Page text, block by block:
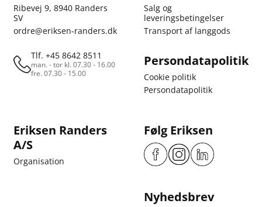
Ribevej 9, 8940 Randers
SV
ordre@eriksen-randers.dk
Tlf. +45 8642 8511
man. - tor kl. 07.30 - 16.00
fre. 07.30 - 15.00
Salg og
leveringsbetingelser
Transport af langgods
Persondatapolitik
Cookie politik
Persondatapolitik
Eriksen Randers
A/S
Organisation
Følg Eriksen
Nyhedsbrev